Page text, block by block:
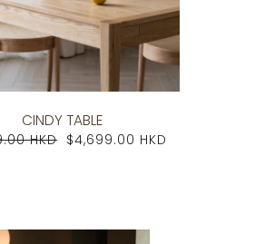
CINDY TABLE
HKD $4,699.00 HKD